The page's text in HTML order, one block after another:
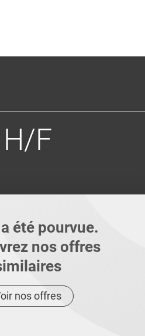
F
été pourvue.
nos offres
nos offres